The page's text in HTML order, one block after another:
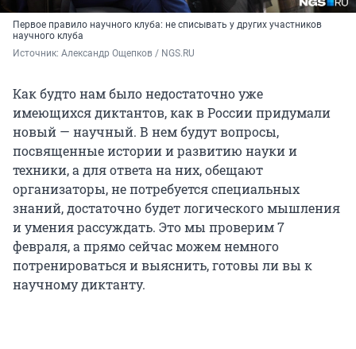
Первое правило научного клуба: не списывать у других участников
научного клуба
Источник: Александр Ощепков / NGS.RU
Как будто нам было недостаточно уже
имеющихся диктантов, как в России придумали
новый — научный. В нем будут вопросы,
посвященные истории и развитию науки и
техники, а для ответа на них, обещают
организаторы, не потребуется специальных
знаний, достаточно будет логического мышления
и умения рассуждать. Это мы проверим 7
февраля, а прямо сейчас можем немного
потренироваться и выяснить, готовы ли вы к
научному диктанту.